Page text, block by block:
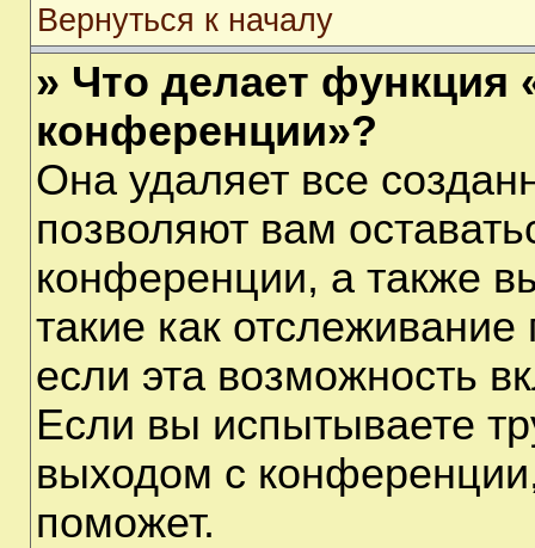
Вернуться к началу
» Что делает функция
конференции»?
Она удаляет все
позволяют вам
конференции, а также
такие как
если эта возможность
Если вы испытываете
выходом с
поможет.